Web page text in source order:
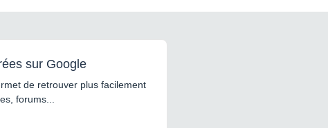
sur Google
de retrouver plus facilement
forums...